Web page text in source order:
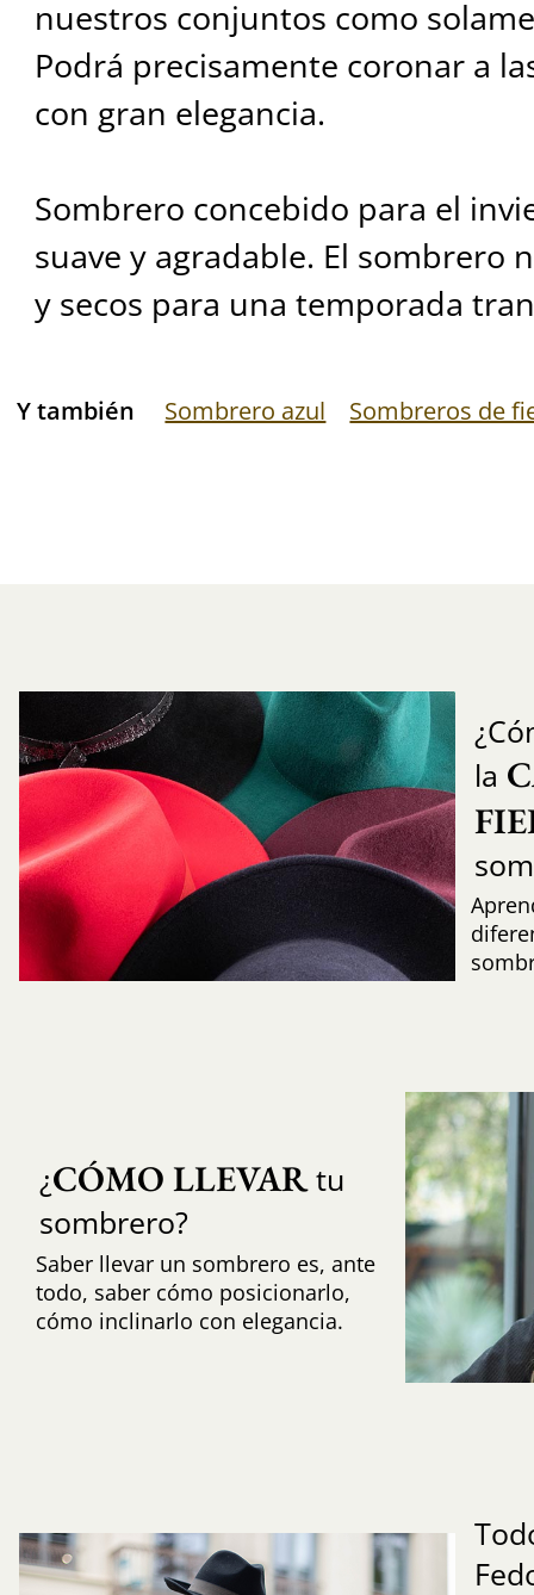
nuestros conjuntos como
Podrá precisamente coronar a
con gran elegancia.
Sombrero concebido para el
suave y agradable. El sombrero
y secos para una temporada
Y también Sombrero azul Sombreros de
la
¿CÓMO LLEVARtu
sombrero?
Saber llevar un sombrero es, ante
todo, saber cómo posicionarlo,
cómo inclinarlo con elegancia.